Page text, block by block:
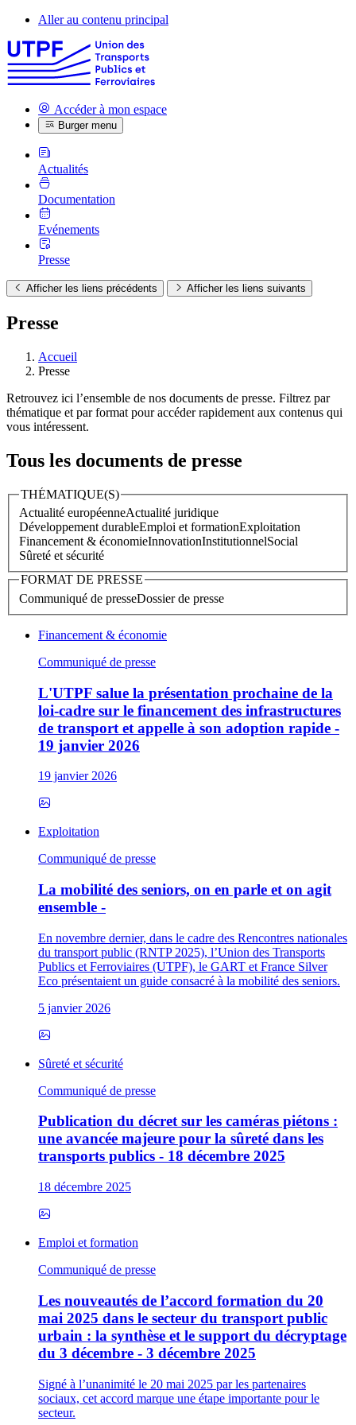
Aller au contenu principal
Accéder à mon espace
Burger menu
Actualités
Documentation
Evénements
Presse
Afficher les liens précédents Afficher les liens suivants
Presse
Accueil
Presse
Retrouvez ici l’ensemble de nos documents de presse. Filtrez par
thématique et par format pour accéder rapidement aux contenus qui
vous intéressent.
Tous les documents de presse
THÉMATIQUE(S)
Actualité européenneActualité juridique
Développement durableEmploi et formationExploitation
Financement & économieInnovationInstitutionnelSocial
Sûreté et sécurité
FORMAT DE PRESSE
Communiqué de presseDossier de presse
Financement & économie
Communiqué de presse
L'UTPF salue la présentation prochaine de la
loi-cadre sur le financement des infrastructures
de transport et appelle à son adoption rapide -
19 janvier 2026
19 janvier 2026
Exploitation
Communiqué de presse
La mobilité des seniors, on en parle et on agit
ensemble -
En novembre dernier, dans le cadre des Rencontres nationales
du transport public (RNTP 2025), l’Union des Transports
Publics et Ferroviaires (UTPF), le GART et France Silver
Eco présentaient un guide consacré à la mobilité des seniors.
5 janvier 2026
Sûreté et sécurité
Communiqué de presse
Publication du décret sur les caméras piétons :
une avancée majeure pour la sûreté dans les
transports publics - 18 décembre 2025
18 décembre 2025
Emploi et formation
Communiqué de presse
Les nouveautés de l’accord formation du 20
mai 2025 dans le secteur du transport public
urbain : la synthèse et le support du décryptage
du 3 décembre - 3 décembre 2025
Signé à l’unanimité le 20 mai 2025 par les partenaires
sociaux, cet accord marque une étape importante pour le
secteur.